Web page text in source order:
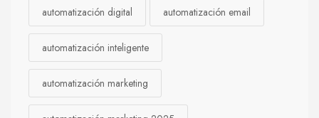
automatización digital automatización email
automatización inteligente
automatización marketing